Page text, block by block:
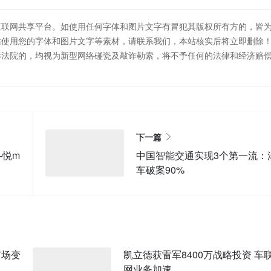
网共享平台。如使用任何字体和图片文字有冒犯其版权所有方的，皆
用您的字体和图片文字等素材，请联系我们，本站核实后将立即删除
院的，均视为新型网络碰瓷及敲诈勒索，将不予任何的法律和经济赔
m
下一篇
中国智能交通实现3个第一流：
车破案90%
变
凯立德获雷军8400万战略投资 车